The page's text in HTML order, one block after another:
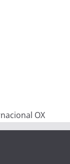
OX